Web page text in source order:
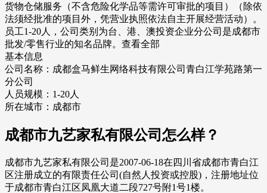
货物仓储服务（不含危险化学品等需许可审批的项目）（除依
法须经批准的项目外，凭营业执照依法自主开展经营活动）。
员工1-20人，公司类别为台、港、澳投资企业分公司是成都市
批发/零售行业的知名品牌。查看全部
基本信息
公司名称：成都盒马鲜生网络科技有限公司青白江学苑路第一
分公司
人员规模：1-20人
所在城市：成都市
成都市九艺家私有限公司怎么样？
成都市九艺家私有限公司是2007-06-18在四川省成都市青白江
区注册成立的有限责任公司(自然人投资或控股)，注册地址位
于成都市青白江区凤凰大道二段727号附1号1楼。